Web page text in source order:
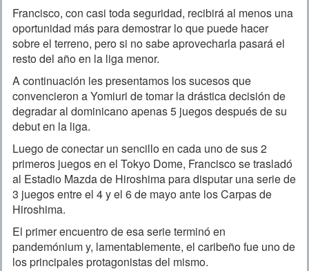
Francisco, con casi toda seguridad, recibirá al menos una
oportunidad más para demostrar lo que puede hacer
sobre el terreno, pero si no sabe aprovecharla pasará el
resto del año en la liga menor.
A continuación les presentamos los sucesos que
convencieron a Yomiuri de tomar la drástica decisión de
degradar al dominicano apenas 5 juegos después de su
debut en la liga.
Luego de conectar un sencillo en cada uno de sus 2
primeros juegos en el Tokyo Dome, Francisco se trasladó
al Estadio Mazda de Hiroshima para disputar una serie de
3 juegos entre el 4 y el 6 de mayo ante los Carpas de
Hiroshima.
El primer encuentro de esa serie terminó en
pandemónium y, lamentablemente, el caribeño fue uno de
los principales protagonistas del mismo.